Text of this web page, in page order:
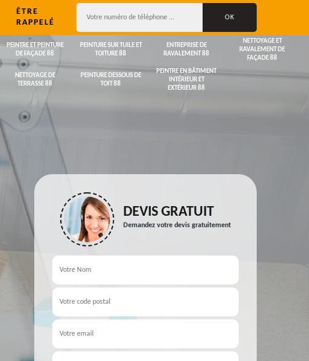
ÊTRE
RAPPELÉ
PEINTRE ET PEINTURE
DE FAÇADE 88
PEINTURE SUR TUILE ET
TOITURE 88
ENTREPRISE DE
RAVALEMENT 88
NETTOYAGE ET
RAVALEMENT DE
FAÇADE 88
NETTOYAGE DE
TERRASSE 88
PEINTURE DESSOUS DE
TOIT 88
PEINTRE EN BÂTIMENT
INTÉRIEUR ET
EXTÉRIEUR 88
DEVIS GRATUIT
Demandez votre devis gratuitement